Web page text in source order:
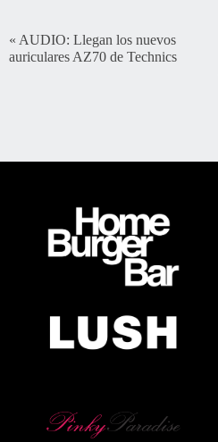
« AUDIO: Llegan los nuevos
auriculares AZ70 de Technics